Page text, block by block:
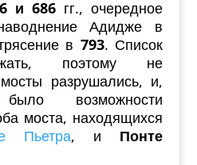
и 686 гг., очередное
Адидже в
в 793. Список
поэтому не
разрушались, и,
возможности
моста, находящихся
Пьетра, и Понте